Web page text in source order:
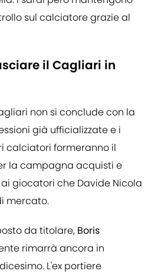
sul calciatore grazie al
il Cagliari in
non si conclude con la
già ufficializzate e i
calciatori formeranno il
la campagna acquisti e
giocatori che Davide Nicola
mercato.
da titolare, Boris
rimarrà ancora in
L'ex portiere